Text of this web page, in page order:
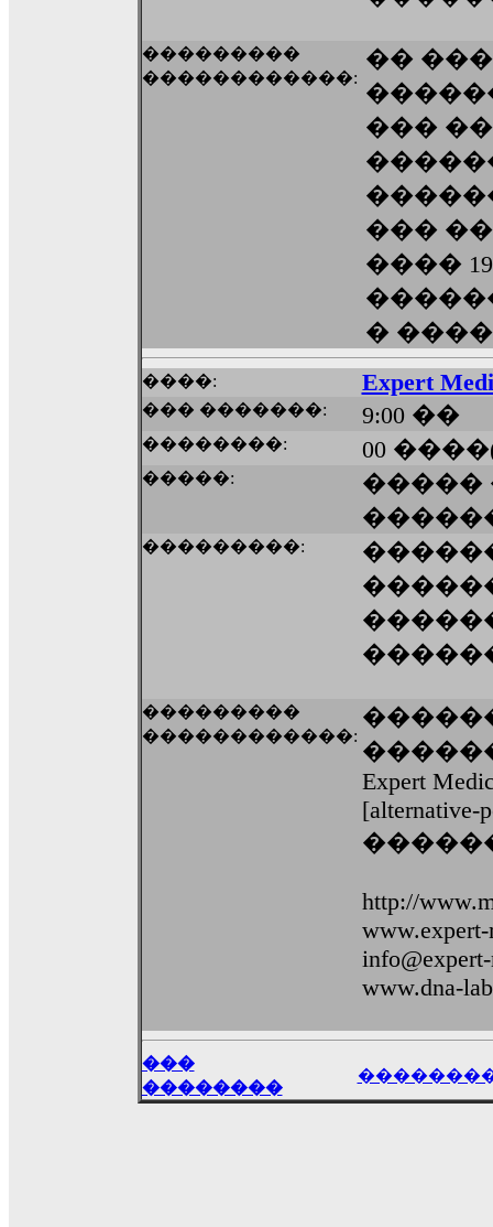
���������
������������:
��
���
���
����
�
����: Expert
��� �������: 9:00 ��
��������: 00
�����:
�����
���������:
���������
������������:
Expert
[alternative-
http://
www.dna-
���
��������